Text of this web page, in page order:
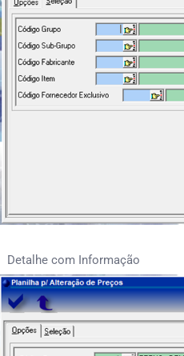
Detalhe com Informação